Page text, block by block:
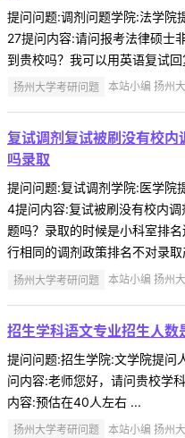
提问问题:调剂问题学院:法学
27提问内容:请问报考法律硕士
到贵校吗？我可以用英语复试
扬州大学考研问题 本站小编 扬州
复试调剂复试被刷没有校
吗录取
提问问题:复试调剂学院:医学
4提问内容:复试被刷没有校内
题吗？录取的时候是小科室排
行相同的调剂政策排名不对录
扬州大学考研问题 本站小编 扬州
招生学科语文专业招生人数
提问问题:招生学院:文学院提
问内容:老师您好，请问贵校学
内容:预估在40人左右 ...
扬州大学考研问题 本站小编 扬州